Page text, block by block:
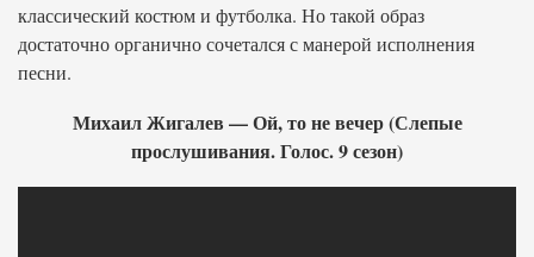
классический костюм и футболка. Но такой образ
достаточно органично сочетался с манерой исполнения
песни.
Михаил Жигалев — Ой, то не вечер (Слепые
прослушивания. Голос. 9 сезон)